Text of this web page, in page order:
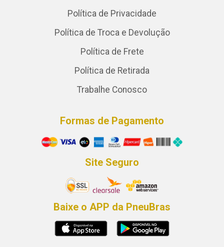
Política de Privacidade
Política de Troca e Devolução
Política de Frete
Política de Retirada
Trabalhe Conosco
Formas de Pagamento
Site Seguro
Baixe o APP da PneuBras